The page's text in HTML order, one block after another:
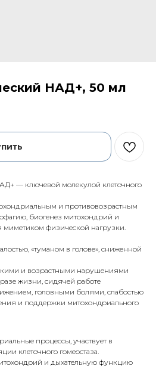
НАД+, 50 мл
— ключевой молекулой клеточного
и противовозрастным
биогенез митохондрий и
миметиком физической нагрузки.
«туманом в голове», сниженной
и возрастными нарушениями
жизни, сидячей работе
головными болями, слабостью
и поддержки митохондриального
процессы, участвует в
клеточного гомеостаза.
и дыхательную функцию